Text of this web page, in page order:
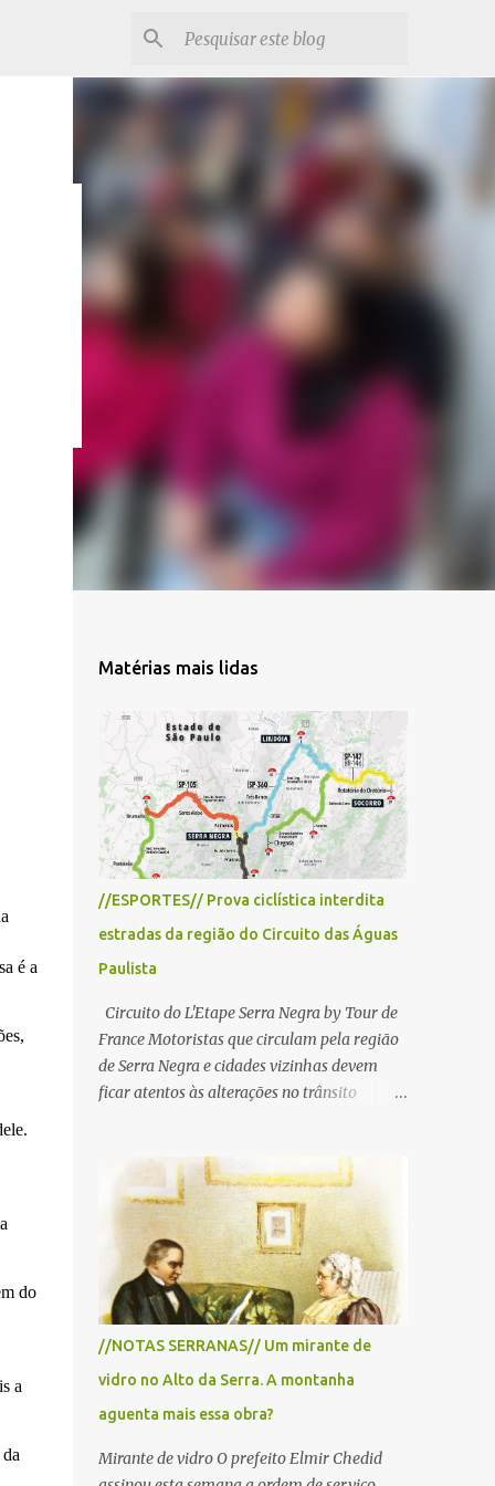
é a
do
a
Matérias mais lidas
//ESPORTES// Prova ciclística interdita
estradas da região do Circuito das Águas
Paulista
Circuito do L'Etape Serra Negra by Tour de
France Motoristas que circulam pela região
de Serra Negra e cidades vizinhas devem
ficar atentos às alterações no trânsito
realização do L'Étape Serra Negra by Tour
de France presented by Nubank.
Considerado o principal circuito de ciclismo
amador da América Latina, o evento reunirá
atletas de diferentes regiões do país e terá
percursos passando pelos municípios de
Serra Negra, Amparo, Monte Alegre do Sul,
Lindoia e Socorro. Para garantir a segurança
dos participantes e do público, diversos
trechos de rodovias e estradas da região
longo da prova. A largada será na Rua
//NOTAS SERRANAS// Um mirante de
vidro no Alto da Serra. A montanha
aguenta mais essa obra?
Mirante de vidro O prefeito Elmir Chedid